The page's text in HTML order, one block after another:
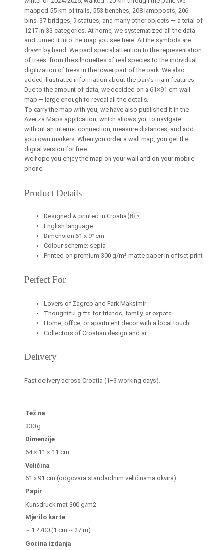
mapped 55 km of trails, 553 benches, 208 lampposts, 206
bins, 37 bridges, 9 statues, and many other objects — a total of
1217 in 33 categories. At home, we systematized all the data
and turned it into the map you see here. All the symbols are
drawn by hand. We paid special attention to the representation
of trees: from the silhouettes of real species to the individual
digitization of trees in the lower part of the park. We also
added illustrated information about the park’s main features.
Due to the amount of data, we decided on a 61×91 cm wall
map — large enough to reveal all the details.
To carry the map with you, we have also published it in the
Avenza Maps application, which allows you to navigate
without an internet connection, measure distances, and add
your own markers. When you order a wall map, you get the
digital version for free.
We hope you enjoy the map on your wall and on your mobile
phone.
Product Details
Designed & printed in Croatia 🇭🇷
English language
Dimension 61 x 91cm
Colour scheme: sepia
Printed on premium 300 g/m² matte paper in offset print
Perfect For
Lovers of Zagreb and Park Maksimir
Thoughtful gifts for friends, family, or expats
Home, office, or apartment decor with a local touch
Collectors of Croatian design and art
Delivery
Fast delivery across Croatia (1–3 working days).
Težina
330 g
Dimenzije
64 × 11 × 11 cm
Veličina
61 x 91 cm (odgovara standardnim veličinama okvira)
Papir
Kunsdruck mat 300 g/m2
Mjerilo karte
~ 1:2700 (1 cm ~ 27 m)
Godina izdanja